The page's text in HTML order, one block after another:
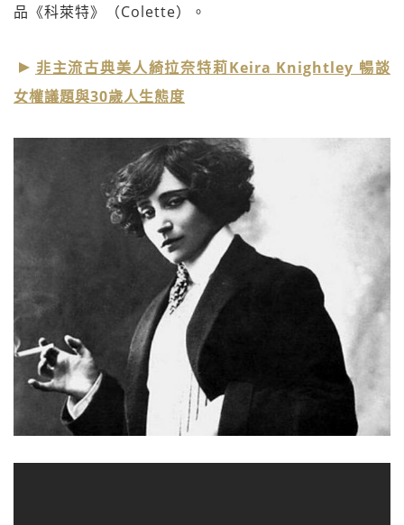
品《科萊特》（Colette）。
非主流古典美人綺拉奈特莉Keira Knightley 暢談
女權議題與30歲人生態度